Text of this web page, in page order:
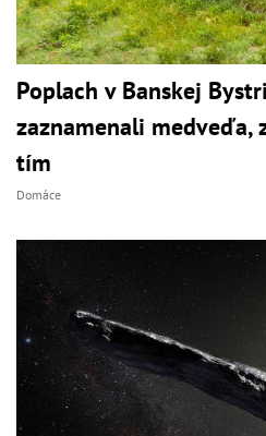
Poplach v Banskej
zaznamenali medveďa,
tím
Domáce